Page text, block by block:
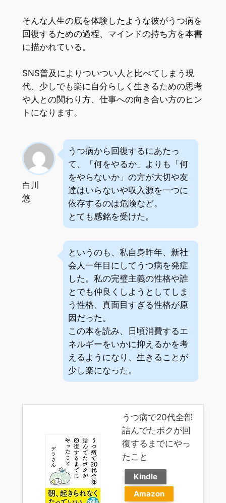
そんな人生の底を体験したような彼がうつ病を
回復するための過程、マインドの持ち方を本書
に描かれている。
SNS普及によりついつい人と比べてしまう現
代、少しでも楽に自分らしく生きるための思考
や人との関わり方、仕事への向き合い方のヒン
トになります。
白川
悠
うつ病から回復するにあたっ
て、「何をやるか」よりも「何
をやらないか」の方が大切や友
達はいらないや収入源を一つに
依存するのは危険など。
とても感銘を受けた。
というのも、私自身昨年、新社
会人一年目にしてうつ病を発症
した。私の完璧主義の性格や誰
とでも仲良くしようとしてしま
う性格、真面目すぎる性格が原
因だった。
この本を読み、日頃消費するエ
ネルギーをいかに抑えるかを考
えるようになり、生きることが
少し楽になった。
うつ病で20代全部
詰んでたボクが回
復するまでにやっ
たこと
Kindle
Amazon